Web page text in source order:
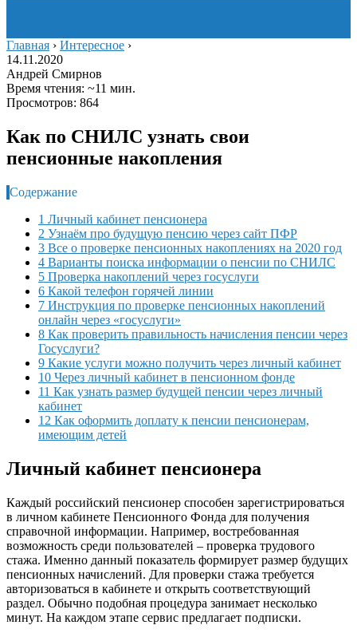
Главная › Интересное ›
14.11.2020
Андрей Смирнов
Время чтения: ~11 мин.
Просмотров: 864
Как по СНИЛС узнать свои
пенсионные накопления
Содержание
1 Личный кабинет пенсионера
2 Узнаём про будущую пенсию через сайт ПФР
3 Все о проверке пенсионных накоплениях на 2020 год
4 Варианты поиска информации о пенсии по СНИЛС
5 Проверка накоплений через госуслуги
6 Какой телефон горячей линии
7 Инструкция по проверке пенсионных накоплений
онлайн через «госуслуги»
8 Как проверить правильность начисления пенсии через
Госуслуги?
9 Какие услуги можно получить через личный кабинет
10 Через личный кабинет в пенсионном фонде
11 Как узнать размер будущей пенсии через личный
кабинет
12 Как оформить доплату к пенсии пенсионерам,
имеющим детей
Личный кабинет пенсионера
Каждый российский пенсионер способен зарегистрироваться
в личном кабинете Пенсионного Фонда для получения
справочной информации. Например, востребованная
возможность среди пользователей – проверка трудового
стажа. Именно данный показатель формирует размер будущих
пенсионных начислений. Для проверки стажа требуется
авторизоваться в кабинете и открыть соответствующий
раздел. Обычно подобная процедура занимает несколько
минут. На каждом этапе сервис предлагает подписки.